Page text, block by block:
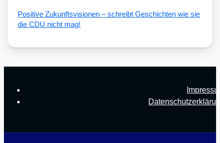
Posi­ti­ve Zukunfts­vi­sio­nen – schreibt Geschich­ten wie sie
die CDU nicht mag!